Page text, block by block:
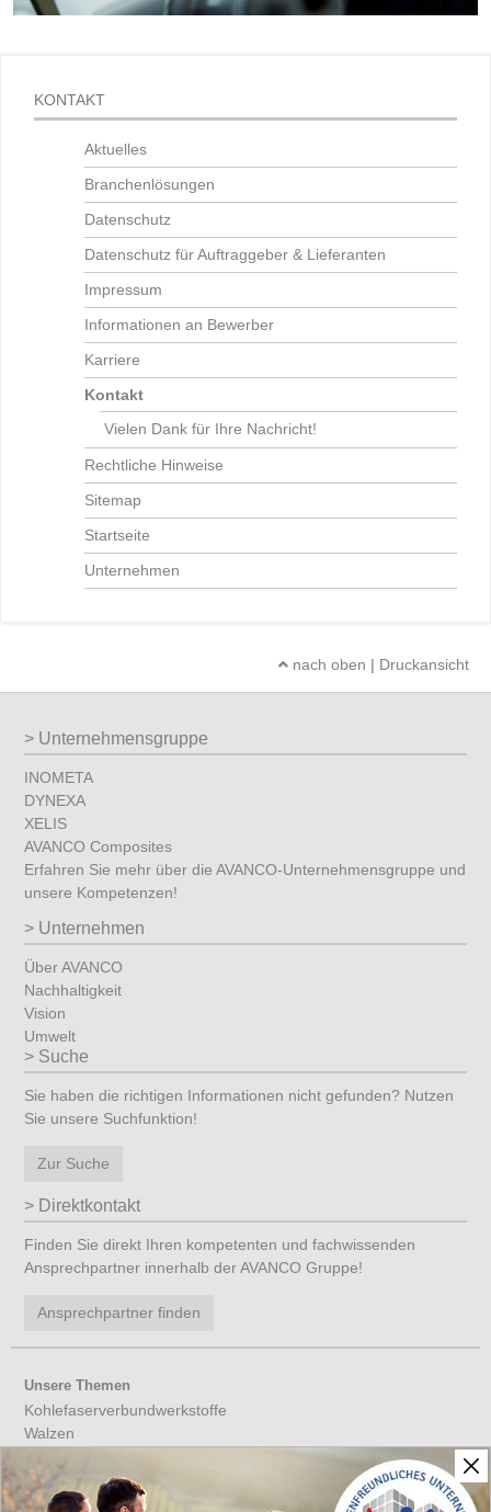
KONTAKT
Aktuelles
Branchenlösungen
Datenschutz
Datenschutz für Auftraggeber & Lieferanten
Impressum
Informationen an Bewerber
Karriere
Kontakt
Vielen Dank für Ihre Nachricht!
Rechtliche Hinweise
Sitemap
Startseite
Unternehmen
nach oben | Druckansicht
Unternehmensgruppe
INOMETA
DYNEXA
XELIS
AVANCO Composites
Erfahren Sie mehr über die AVANCO-Unternehmensgruppe und
unsere Kompetenzen!
Unternehmen
Über AVANCO
Nachhaltigkeit
Vision
Umwelt
Suche
Sie haben die richtigen Informationen nicht gefunden? Nutzen
Sie unsere Suchfunktion!
Zur Suche
Direktkontakt
Finden Sie direkt Ihren kompetenten und fachwissenden
Ansprechpartner innerhalb der AVANCO Gruppe!
Ansprechpartner finden
Unsere Themen
Kohlefaserverbundwerkstoffe
Walzen
Verbundwerkstoffe
Leichtbau